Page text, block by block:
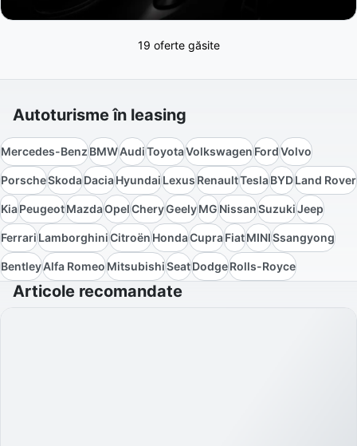
19 oferte găsite
Autoturisme în leasing
Mercedes-BenzBMWAudiToyotaVolkswagenFordVolvo
PorscheSkodaDaciaHyundaiLexusRenaultTeslaBYDLand Rover
KiaPeugeotMazdaOpelCheryGeelyMGNissanSuzukiJeep
FerrariLamborghiniCitroënHondaCupraFiatMINISsangyong
BentleyAlfa RomeoMitsubishiSeatDodgeRolls-Royce
Articole recomandate